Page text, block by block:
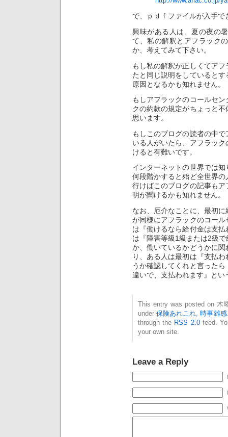
で、ｐｄｆファイルが入手で
興味がある人は、夏の夜の
て、私の解釈とアフラック
か、考えてみて下さい。
もし私の解釈が正しくてア
たと同じ説明をしていると
原因となるかも知れません。
もしアフラックのコールセ
クの約款の規定がちょっと
思います。
もしこのブログの読者の中
いる人がいたら、アフラッ
けると有難いです。
インターネットの世界では
何段階かすると殆ど全世界
行けばこのブログの記事も
明が聞けるかも知れません。
なお、厄介なことに、最初
が同様にアフラックのコー
は『働けるなら給付金は支
は『障害等級1級または2級
か、働いているかどうかに
り、ある人は最初は『支払
うか確認してくれと言った
違いで、支払われます』と
This entry was posted on 木
under保険あれこれ,時事雑感
through the RSS 2.0feed.
your own site.
Leave a Reply